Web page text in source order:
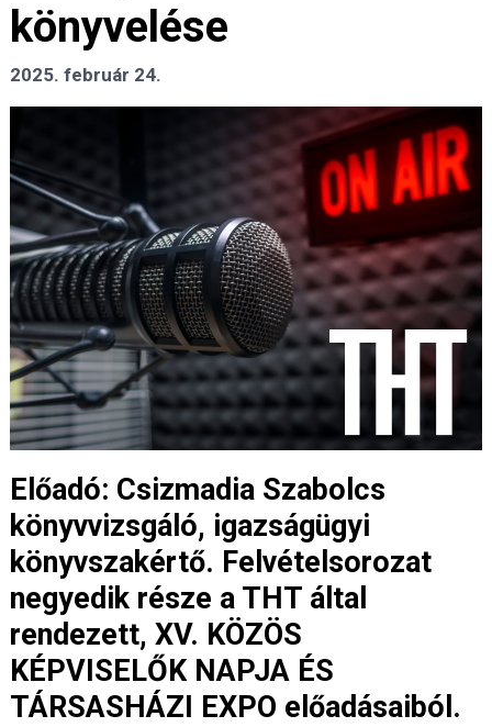
könyvelése
2025. február 24.
Előadó: Csizmadia Szabolcs
könyvvizsgáló, igazságügyi
könyvszakértő. Felvételsorozat
negyedik része a THT által
rendezett, XV. KÖZÖS
KÉPVISELŐK NAPJA ÉS
TÁRSASHÁZI EXPO előadásaiból.